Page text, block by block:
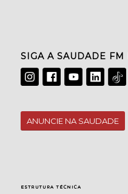
SIGA A SAUDADE FM
ANUNCIE NA SAUDADE